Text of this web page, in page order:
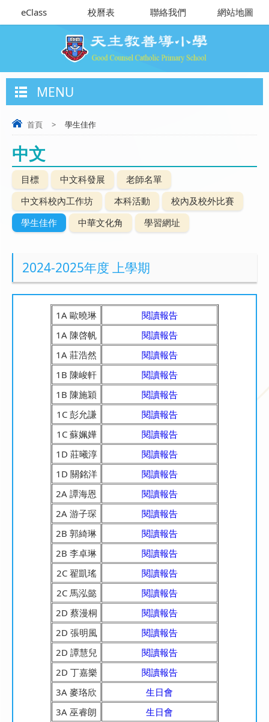
eClass 校曆表 聯絡我們 網站地圖
MENU
首頁 > 學生佳作
中文
目標 中文科發展
老師名單
中文科校內工作坊
本科活動
校內及校外比賽
學生佳作
中華文化角 學習網址
2024-2025年度 上學期
1A 歐曉琳
閱讀報告
1A 陳啓帆
閱讀報告
1A 莊浩然
閱讀報告
1B 陳峻軒
閱讀報告
1B 陳施穎
閱讀報告
1C 彭允謙
閱讀報告
1C 蘇姵嬅
閱讀報告
1D 莊曦淳
閱讀報告
1D 關銘洋
閱讀報告
2A 譚海恩
閱讀報告
2A 游子琛
閱讀報告
2B 郭綺琳
閱讀報告
2B 李卓琳
閱讀報告
2C 翟凱瑤
閱讀報告
2C 馬泓懿
閱讀報告
2D 蔡漫桐
閱讀報告
2D 張明風
閱讀報告
2D 譚慧兒
閱讀報告
2D 丁嘉樂
閱讀報告
3A 麥珞欣
生日會
3A 巫睿朗
生日會